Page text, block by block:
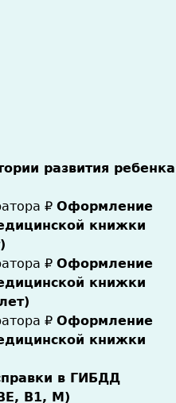
развития ребенка
₽ Оформление
книжки
₽ Оформление
книжки
₽ Оформление
книжки
в ГИБДД
В1, М)